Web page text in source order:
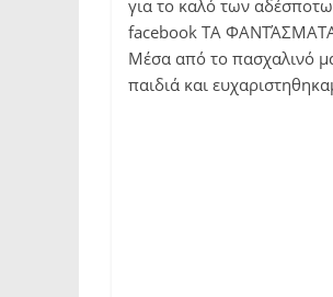
για το καλό των
facebook ΤΑ
Μέσα από το πασχαλινό
παιδιά και